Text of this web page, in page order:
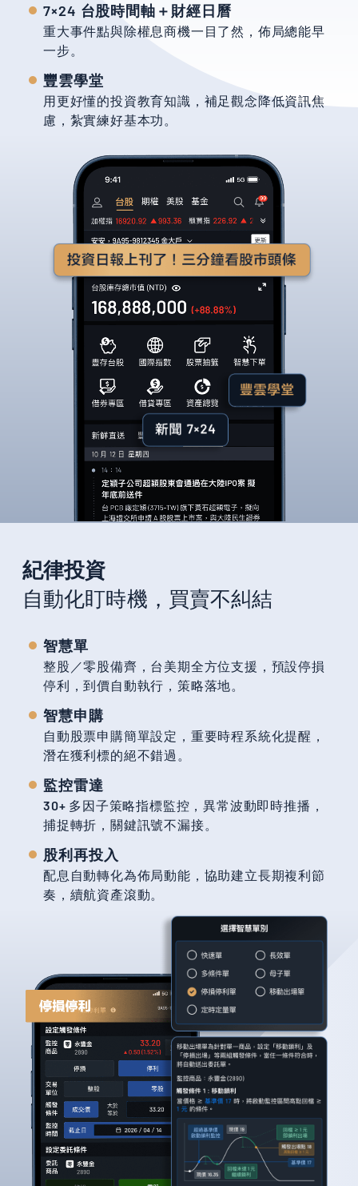
7×24 台股時間軸＋財經日曆
重大事件點與除權息商機一目了然，佈局總能早
一步。
豐雲學堂
用更好懂的投資教育知識，補足觀念降低資訊焦
慮，紮實練好基本功。
紀律投資
自動化盯時機，買賣不糾結
智慧單
整股／零股備齊，台美期全方位支援，預設停損
停利，到價自動執行，策略落地。
智慧申購
自動股票申購簡單設定，重要時程系統化提醒，
潛在獲利標的絕不錯過。
監控雷達
30+ 多因子策略指標監控，異常波動即時推播，
捕捉轉折，關鍵訊號不漏接。
股利再投入
配息自動轉化為佈局動能，協助建立長期複利節
奏，續航資產滾動。